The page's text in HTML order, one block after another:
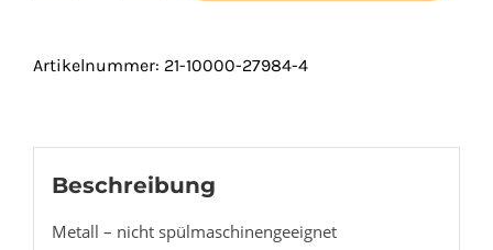
Artikelnummer: 21-10000-27984-4
Beschreibung
Metall – nicht spülmaschinengeeignet